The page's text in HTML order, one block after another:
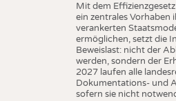
Mit dem
ein zentrales Vorhaben
verankerten
ermöglichen, setzt die
Beweislast: nicht der
werden, sondern der
2027 laufen alle
Dokumentations- und
sofern sie nicht